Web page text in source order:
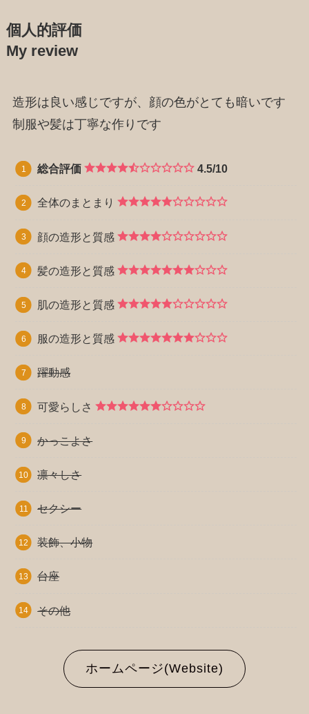
個人的評価
My review
造形は良い感じですが、顔の色がとても暗いです
制服や髪は丁寧な作りです
総合評価 4.5/10
全体のまとまり
顔の造形と質感
髪の造形と質感
肌の造形と質感
服の造形と質感
躍動感
可愛らしさ
かっこよさ
凛々しさ
セクシー
装飾、小物
台座
その他
ホームページ(Website)